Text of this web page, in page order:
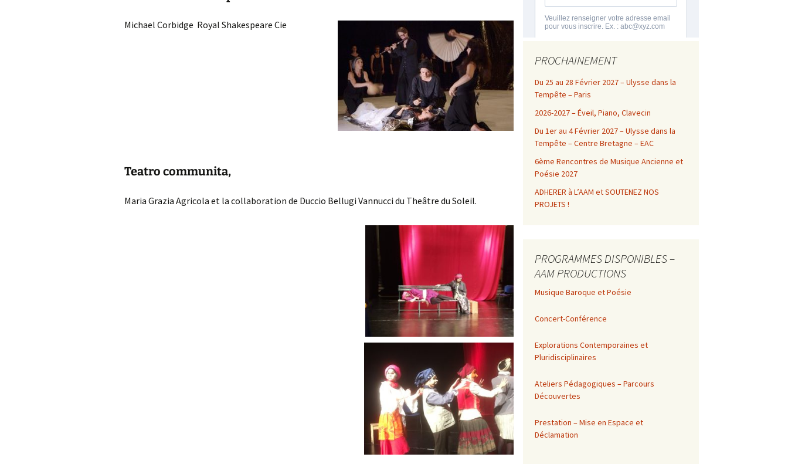
Michael Corbidge Royal Shakespeare Cie
Teatro communita,
Maria Grazia Agricola et la collaboration de Duccio Bellugi Vannucci du Theâtre du Soleil.
PROCHAINEMENT
Du 25 au 28 Février 2027 – Ulysse dans la
Tempête – Paris
2026-2027 – Éveil, Piano, Clavecin
Du 1er au 4 Février 2027 – Ulysse dans la
Tempête – Centre Bretagne – EAC
6ème Rencontres de Musique Ancienne et
Poésie 2027
ADHERER à L’AAM et SOUTENEZ NOS
PROJETS !
PROGRAMMES DISPONIBLES –
AAM PRODUCTIONS
Musique Baroque et Poésie
Concert-Conférence
Explorations Contemporaines et
Pluridisciplinaires
Ateliers Pédagogiques – Parcours
Découvertes
Prestation – Mise en Espace et
Déclamation